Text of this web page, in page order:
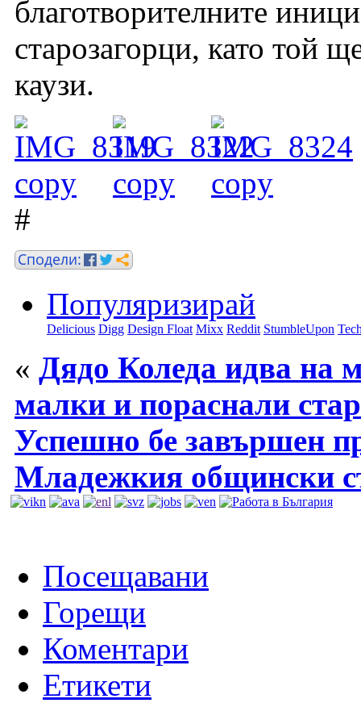
благотворителните
старозагорци, като той
каузи.
#
Популяризирай
Delicious Digg Design Float Mixx Reddit StumbleUpon
« Дядо Коледа идва на
малки и пораснали
Успешно бе завършен
Младежкия общински
Посещавани
Горещи
Коментари
Етикети